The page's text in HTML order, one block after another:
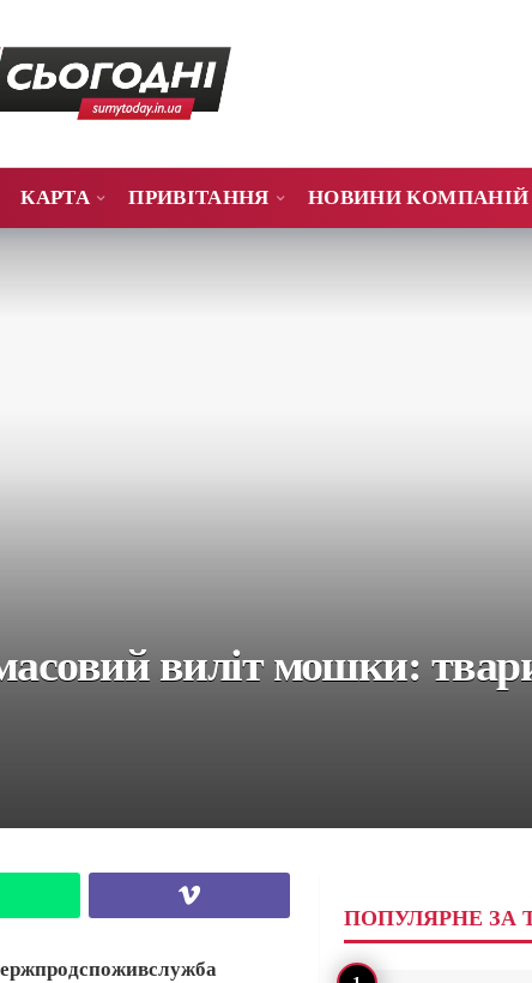
КАРТА ПРИВІТАННЯ НОВИНИ КОМПАНІЙ
виліт мошки:
ПОПУЛЯРНЕ ЗА